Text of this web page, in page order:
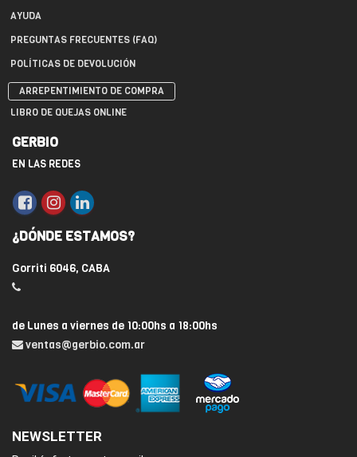
AYUDA
PREGUNTAS FRECUENTES (FAQ)
POLÍTICAS DE DEVOLUCIÓN
ARREPENTIMIENTO DE COMPRA
LIBRO DE QUEJAS ONLINE
GERBIO
EN LAS REDES
¿DÓNDE ESTAMOS?
Gorriti 6046, CABA
de Lunes a viernes de 10:00hs a 18:00hs
ventas@gerbio.com.ar
NEWSLETTER